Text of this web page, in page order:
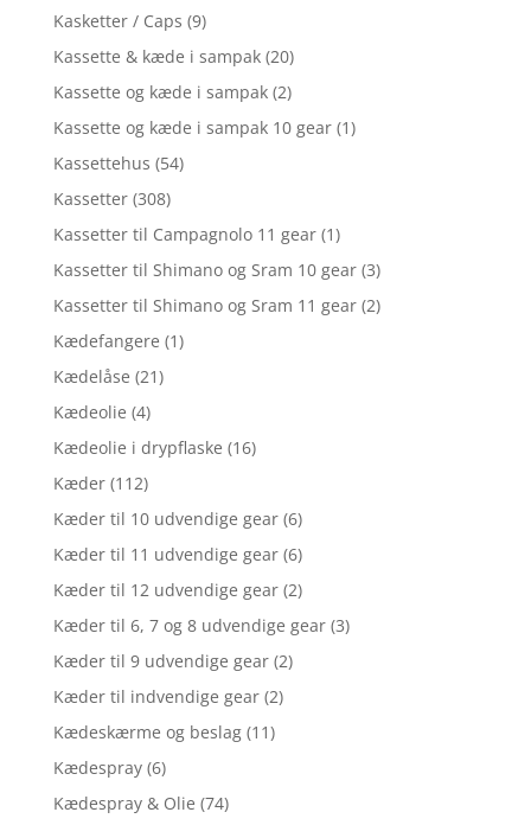
Kasketter / Caps (9)
Kassette & kæde i sampak (20)
Kassette og kæde i sampak (2)
Kassette og kæde i sampak 10 gear (1)
Kassettehus (54)
Kassetter (308)
Kassetter til Campagnolo 11 gear (1)
Kassetter til Shimano og Sram 10 gear (3)
Kassetter til Shimano og Sram 11 gear (2)
Kædefangere (1)
Kædelåse (21)
Kædeolie (4)
Kædeolie i drypflaske (16)
Kæder (112)
Kæder til 10 udvendige gear (6)
Kæder til 11 udvendige gear (6)
Kæder til 12 udvendige gear (2)
Kæder til 6, 7 og 8 udvendige gear (3)
Kæder til 9 udvendige gear (2)
Kæder til indvendige gear (2)
Kædeskærme og beslag (11)
Kædespray (6)
Kædespray & Olie (74)